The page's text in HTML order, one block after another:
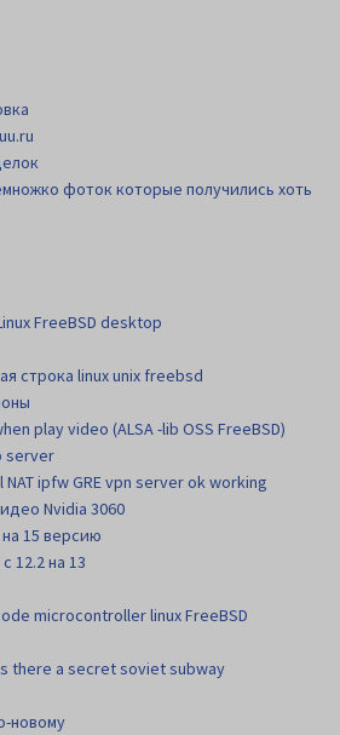
фоток которые получились хоть
FreeBSD desktop
строка linux unix freebsd
play video (ALSA -lib OSS FreeBSD)
server
ipfw GRE vpn server ok working
Nvidia 3060
15 версию
12.2 на 13
microcontroller linux FreeBSD
there a secret soviet subway
новому